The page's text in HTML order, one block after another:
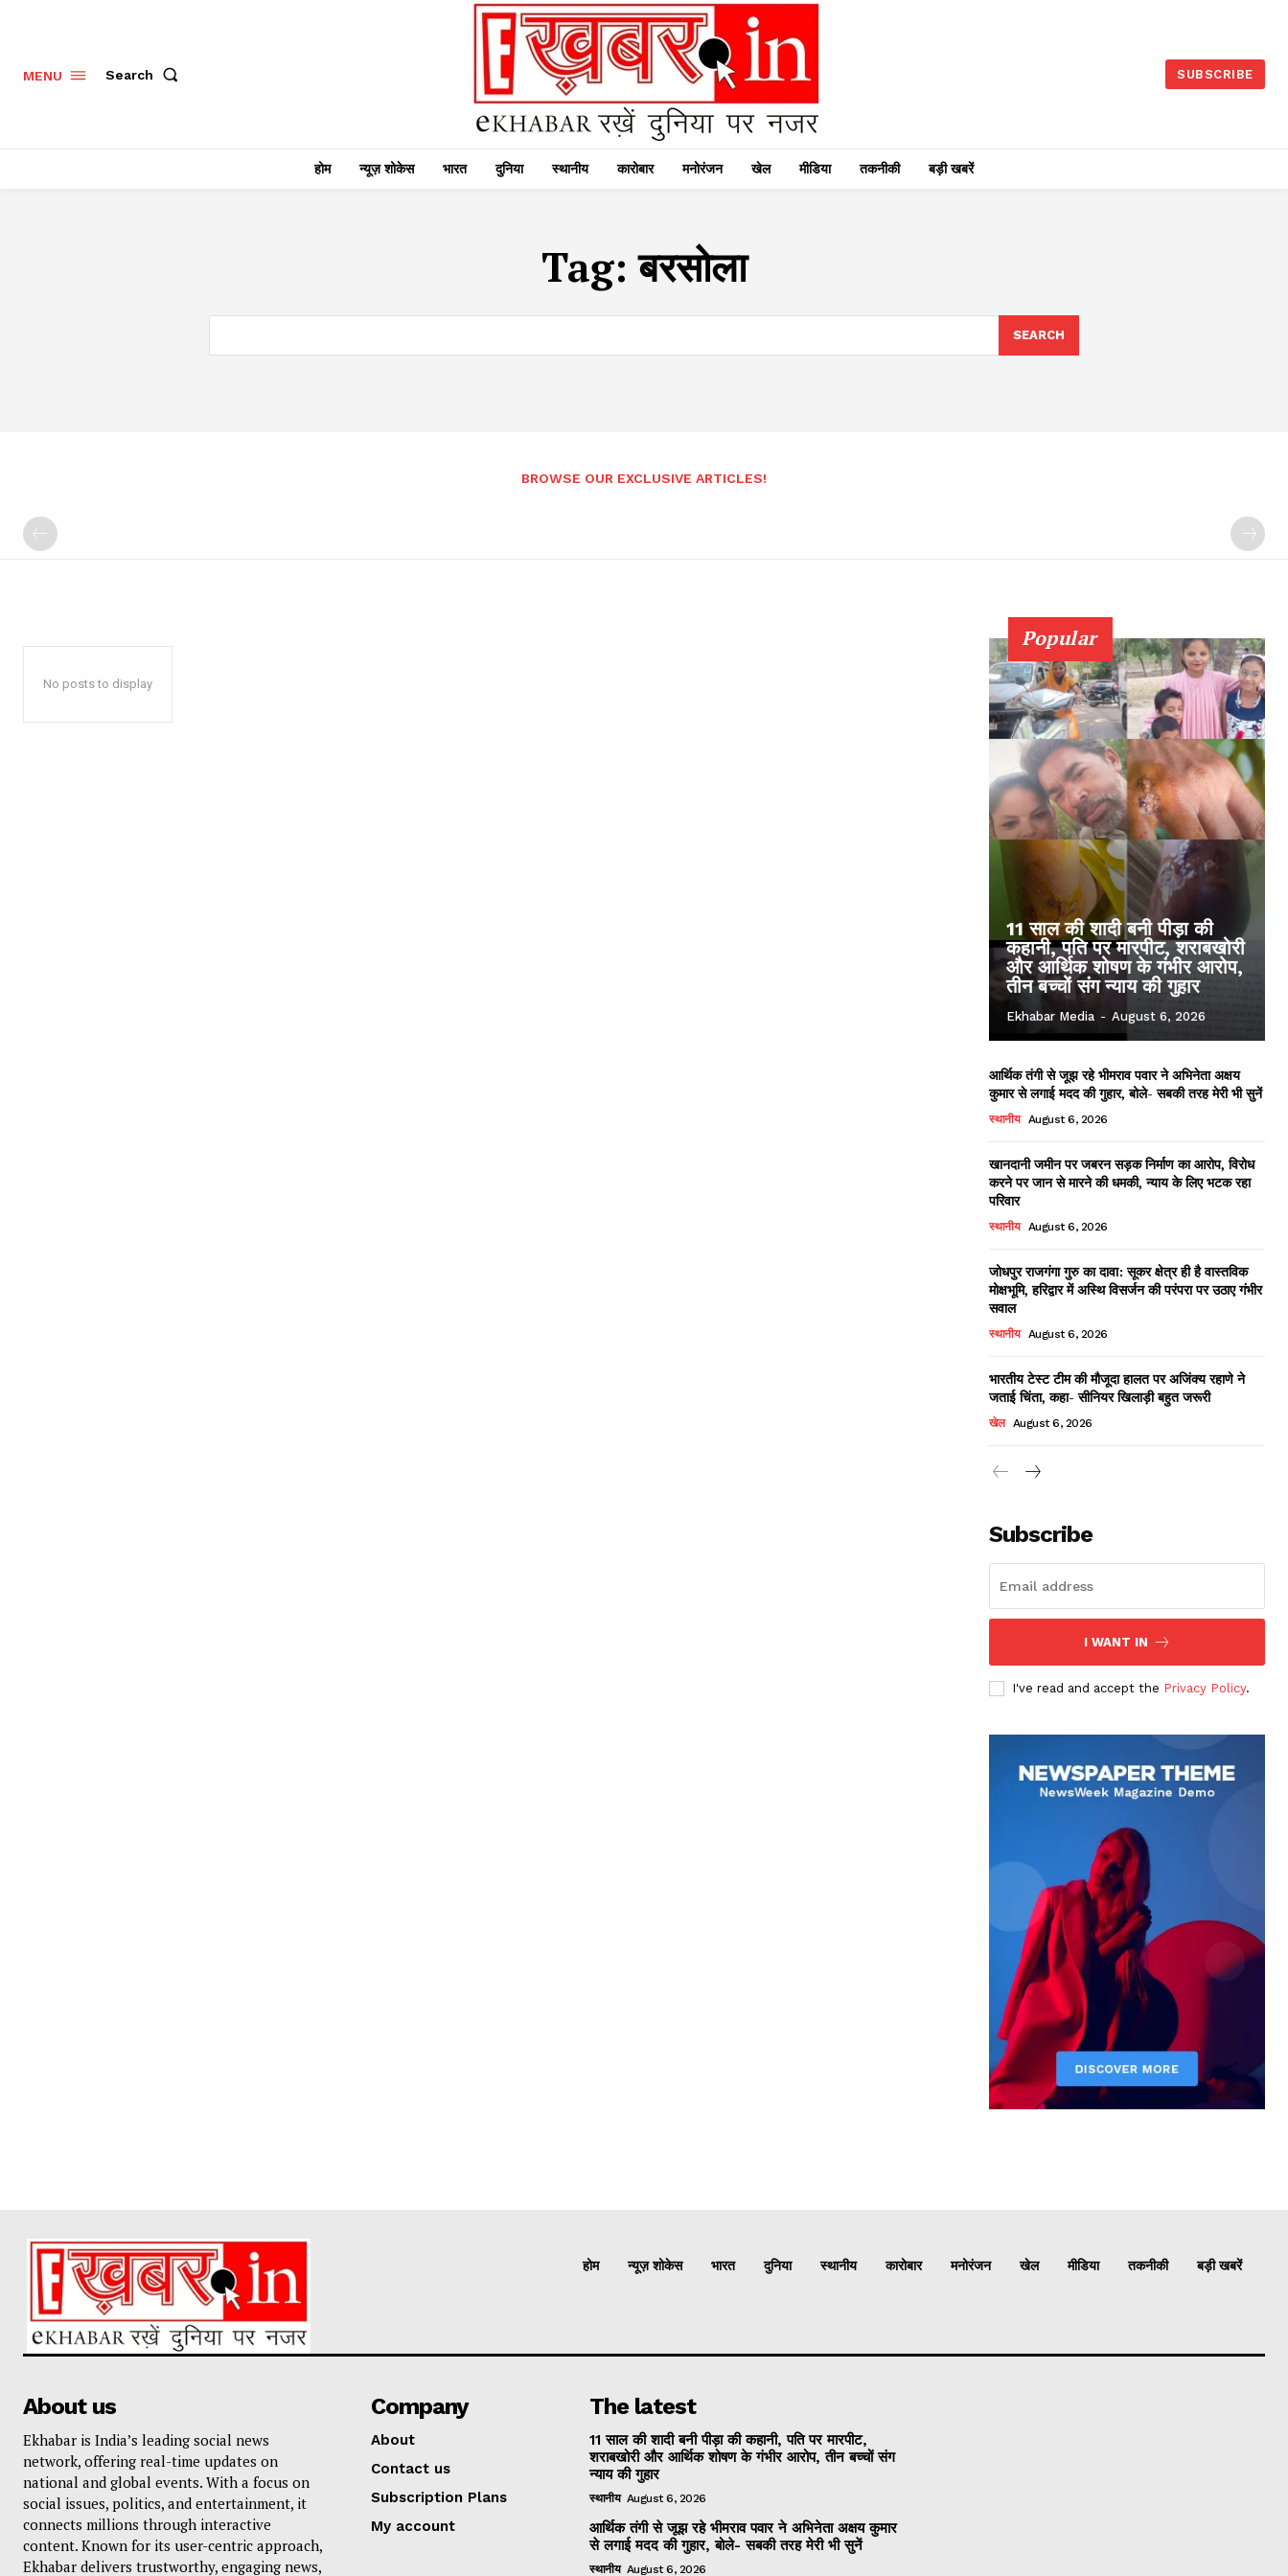
MENU Search SUBSCRIBE
होम न्यूज़ शोकेस भारत दुनिया स्थानीय कारोबार मनोरंजन खेल मीडिया तकनीकी बड़ी खबरें
Tag:बरसोला
SEARCH
BROWSE OUR EXCLUSIVE ARTICLES!
No posts to display
Popular
11 साल की शादी बनी पीड़ा की
कहानी, पति पर मारपीट, शराबखोरी
और आर्थिक शोषण के गंभीर आरोप,
तीन बच्चों संग न्याय की गुहार
Ekhabar Media - August 6, 2026
आर्थिक तंगी से जूझ रहे भीमराव पवार ने अभिनेता अक्षय
कुमार से लगाई मदद की गुहार, बोले- सबकी तरह मेरी भी सुनें
स्थानीय August 6, 2026
खानदानी जमीन पर जबरन सड़क निर्माण का आरोप, विरोध
करने पर जान से मारने की धमकी, न्याय के लिए भटक रहा
परिवार
स्थानीय August 6, 2026
जोधपुर राजगंगा गुरु का दावा: सूकर क्षेत्र ही है वास्तविक
मोक्षभूमि, हरिद्वार में अस्थि विसर्जन की परंपरा पर उठाए गंभीर
सवाल
स्थानीय August 6, 2026
भारतीय टेस्ट टीम की मौजूदा हालत पर अजिंक्य रहाणे ने
जताई चिंता, कहा- सीनियर खिलाड़ी बहुत जरूरी
खेल August 6, 2026
Subscribe
I WANT IN
I've read and accept the Privacy Policy.
होम न्यूज़ शोकेस भारत दुनिया स्थानीय कारोबार मनोरंजन खेल मीडिया तकनीकी बड़ी खबरें
About us
Ekhabar is India’s leading social news
network, offering real-time updates on
national and global events. With a focus on
social issues, politics, and entertainment, it
connects millions through interactive
content. Known for its user-centric approach,
Ekhabar delivers trustworthy, engaging news,
Company
About
Contact us
Subscription Plans
My account
The latest
11 साल की शादी बनी पीड़ा की कहानी, पति पर मारपीट,
शराबखोरी और आर्थिक शोषण के गंभीर आरोप, तीन बच्चों संग
न्याय की गुहार
स्थानीय August 6, 2026
आर्थिक तंगी से जूझ रहे भीमराव पवार ने अभिनेता अक्षय कुमार
से लगाई मदद की गुहार, बोले- सबकी तरह मेरी भी सुनें
स्थानीय August 6, 2026